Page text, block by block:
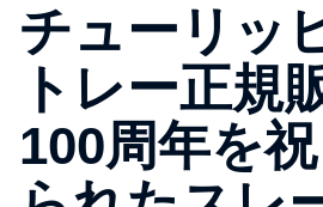
チューリッ
トレー正規
100周年を